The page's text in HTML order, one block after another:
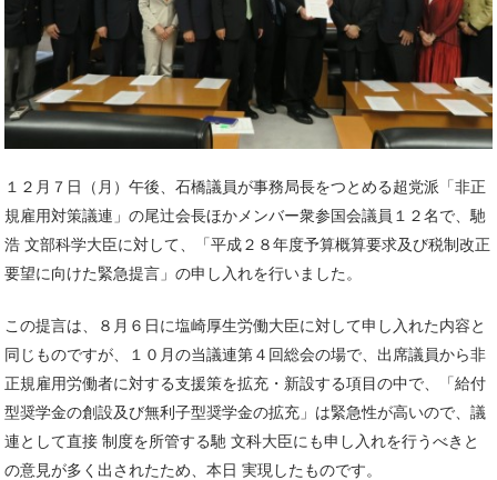
１２月７日（月）午後、石橋議員が事務局長をつとめる超党派「非正
規雇用対策議連」の尾辻会長ほかメンバー衆参国会議員１２名で、馳
浩 文部科学大臣に対して、「平成２８年度予算概算要求及び税制改正
要望に向けた緊急提言」の申し入れを行いました。
この提言は、８月６日に塩崎厚生労働大臣に対して申し入れた内容と
同じものですが、１０月の当議連第４回総会の場で、出席議員から非
正規雇用労働者に対する支援策を拡充・新設する項目の中で、「給付
型奨学金の創設及び無利子型奨学金の拡充」は緊急性が高いので、議
連として直接 制度を所管する馳 文科大臣にも申し入れを行うべきと
の意見が多く出されたため、本日 実現したものです。